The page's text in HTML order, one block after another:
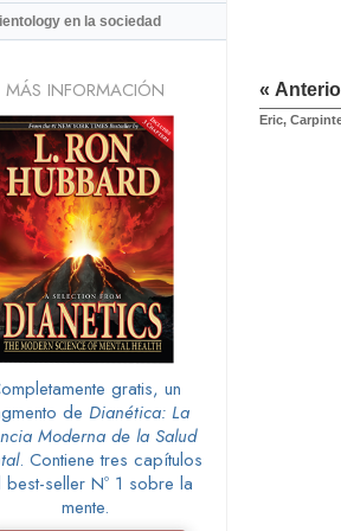
«
Eric,
en la sociedad
MÁS INFORMACIÓN
gratis, un
de Dianética: La
Moderna de la Salud
. Contiene tres capítulos
best-seller Nº 1 sobre la
mente.